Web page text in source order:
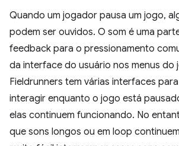
Quando um jogador pausa um jogo,
podem ser ouvidos. O som é uma
feedback para o pressionamento
da interface do usuário nos menus do
Fieldrunners tem várias interfaces
interagir enquanto o jogo está
elas continuem funcionando. No
que sons longos ou em loop